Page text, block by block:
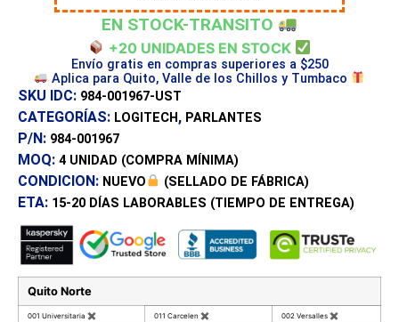
EN STOCK-TRANSITO
+20 UNIDADES EN STOCK
Envío gratis en compras superiores a $250
Aplica para Quito, Valle de los Chillos y Tumbaco
SKU IDC: 984-001967-UST
CATEGORÍAS: LOGITECH , PARLANTES
P/N: 984-001967
MOQ: 4 UNIDAD (COMPRA MÍNIMA)
CONDICION: NUEVO (SELLADO DE FÁBRICA)
ETA: 15-20 DÍAS LABORABLES (TIEMPO DE ENTREGA)
Quito Norte
001 Universitaria ✖ 011 Carcelen ✖ 002 Versalles ✖